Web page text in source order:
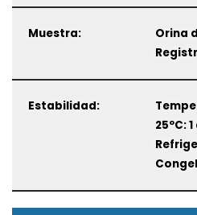
Muestra:
Orina
Estabilidad:
25ºC: